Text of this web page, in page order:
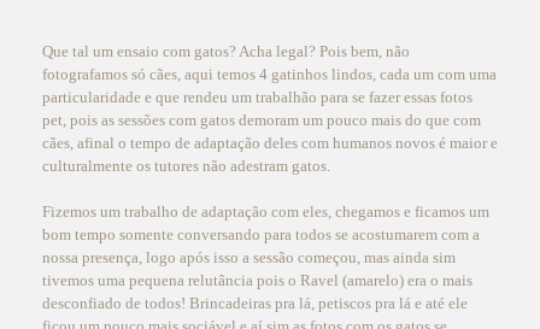
Que tal um ensaio com gatos? Acha legal? Pois bem, não
fotografamos só cães, aqui temos 4 gatinhos lindos, cada um com uma
particularidade e que rendeu um trabalhão para se fazer essas fotos
pet, pois as sessões com gatos demoram um pouco mais do que com
cães, afinal o tempo de adaptação deles com humanos novos é maior e
culturalmente os tutores não adestram gatos.
Fizemos um trabalho de adaptação com eles, chegamos e ficamos um
bom tempo somente conversando para todos se acostumarem com a
nossa presença, logo após isso a sessão começou, mas ainda sim
tivemos uma pequena relutância pois o Ravel (amarelo) era o mais
desconfiado de todos! Brincadeiras pra lá, petiscos pra lá e até ele